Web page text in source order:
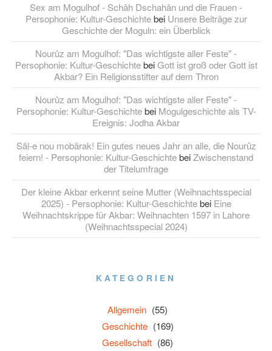
Sex am Mogulhof - Schâh Dschahân und die Frauen -
Persophonie: Kultur-Geschichtebei Unsere Beiträge zur
Geschichte der Moguln: ein Überblick
Nourûz am Mogulhof: "Das wichtigste aller Feste" -
Persophonie: Kultur-GeschichtebeiGott ist groß oder Gott ist
Akbar? Ein Religionsstifter auf dem Thron
Nourûz am Mogulhof: "Das wichtigste aller Feste" -
Persophonie: Kultur-Geschichtebei Mogulgeschichte als TV-
Ereignis: Jodha Akbar
Sâl-e nou mobârak! Ein gutes neues Jahr an alle, die Nourûz
feiern! - Persophonie: Kultur-GeschichtebeiZwischenstand
der Titelumfrage
Der kleine Akbar erkennt seine Mutter (Weihnachtsspecial
2025) - Persophonie: Kultur-Geschichtebei Eine
Weihnachtskrippe für Akbar: Weihnachten 1597 in Lahore
(Weihnachtsspecial 2024)
KATEGORIEN
Allgemein (55)
Geschichte (169)
Gesellschaft (86)